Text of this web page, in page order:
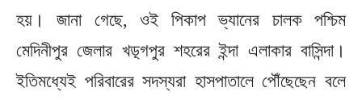
হয়। জানা গেছে, ওই পিকাপ ভ্যানের চালক পশ্চিম
মেদিনীপুর জেলার খড়্গপুর শহরের ইন্দা এলাকার বাসিন্দা।
ইতিমধ্যেই পরিবারের সদস্যরা হাসপাতালে পৌঁছেছেন বলে